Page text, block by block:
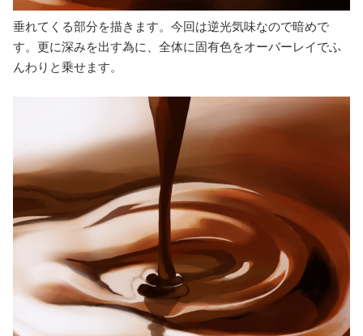
垂れてくる部分を描きます。今回は逆光気味なので暗めで
す。更に深みを出す為に、全体に固有色をオーバーレイでふ
んわりと乗せます。